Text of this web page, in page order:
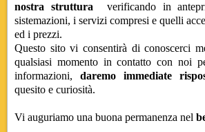
nostra strutturaverificando in
sistemazioni, i servizi compresi e quelli
ed i prezzi.
Questo sito vi consentirà di conoscerci
qualsiasi momento in contatto con noi
informazioni, daremo immediate
quesito e curiosità.
Vi auguriamo una buona permanenza nel